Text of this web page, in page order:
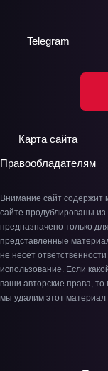
Telegram
Карта сайта
Правообладателям
Внимание сайт
сайте продублированы из
предназначено только
представленные
не несёт
использование. Если
ваши авторские права, то
мы удалим этот материал